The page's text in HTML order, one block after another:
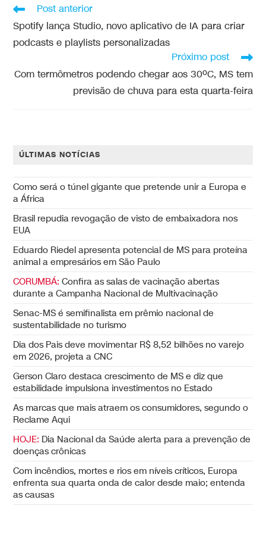
Post anterior
Spotify lança Studio, novo aplicativo de IA para criar
podcasts e playlists personalizadas
Próximo post
Com termômetros podendo chegar aos 30ºC, MS tem
previsão de chuva para esta quarta-feira
ÚLTIMAS NOTÍCIAS
Como será o túnel gigante que pretende unir a Europa e
a África
Brasil repudia revogação de visto de embaixadora nos
EUA
Eduardo Riedel apresenta potencial de MS para proteína
animal a empresários em São Paulo
CORUMBÁ: Confira as salas de vacinação abertas
durante a Campanha Nacional de Multivacinação
Senac-MS é semifinalista em prêmio nacional de
sustentabilidade no turismo
Dia dos Pais deve movimentar R$ 8,52 bilhões no varejo
em 2026, projeta a CNC
Gerson Claro destaca crescimento de MS e diz que
estabilidade impulsiona investimentos no Estado
As marcas que mais atraem os consumidores, segundo o
Reclame Aqui
HOJE: Dia Nacional da Saúde alerta para a prevenção de
doenças crônicas
Com incêndios, mortes e rios em níveis críticos, Europa
enfrenta sua quarta onda de calor desde maio; entenda
as causas